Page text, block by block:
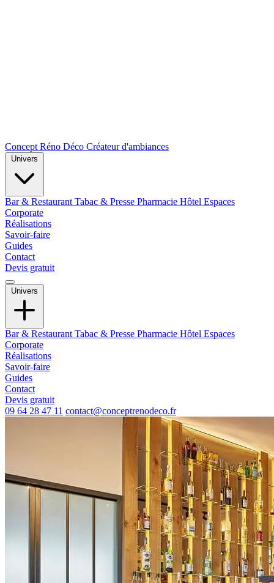
Concept Réno Déco Créateur d'ambiances
Bar & Restaurant Tabac & Presse Pharmacie Hôtel Espaces
Corporate
Réalisations
Savoir-faire
Guides
Contact
Devis gratuit
Univers
Bar & Restaurant Tabac & Presse Pharmacie Hôtel Espaces
Corporate
Réalisations
Savoir-faire
Guides
Contact
Devis gratuit
09 64 28 47 11 contact@conceptrenodeco.fr